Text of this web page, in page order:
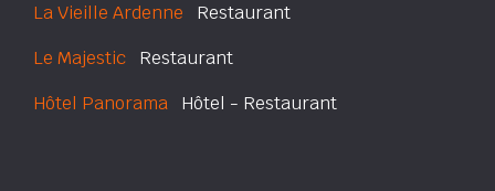
La Vieille Ardenne Restaurant
Le Majestic Restaurant
Hôtel Panorama Hôtel - Restaurant